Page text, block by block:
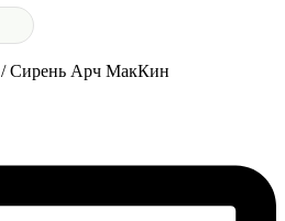
/ Сирень Арч МакКин